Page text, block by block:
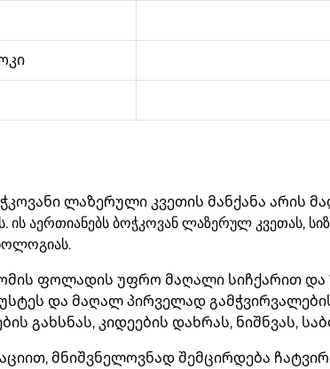
ლაზერული კვეთის მანქანა არის
აერთიანებს ბოჭკოვან ლაზერულ კვეთას,
ფოლადის უფრო მაღალი სიჩქარით
და მაღალ პირველად
გახსნას, კიდეების დახრას, ნიშნვას,
მნიშვნელოვნად შემცირდება